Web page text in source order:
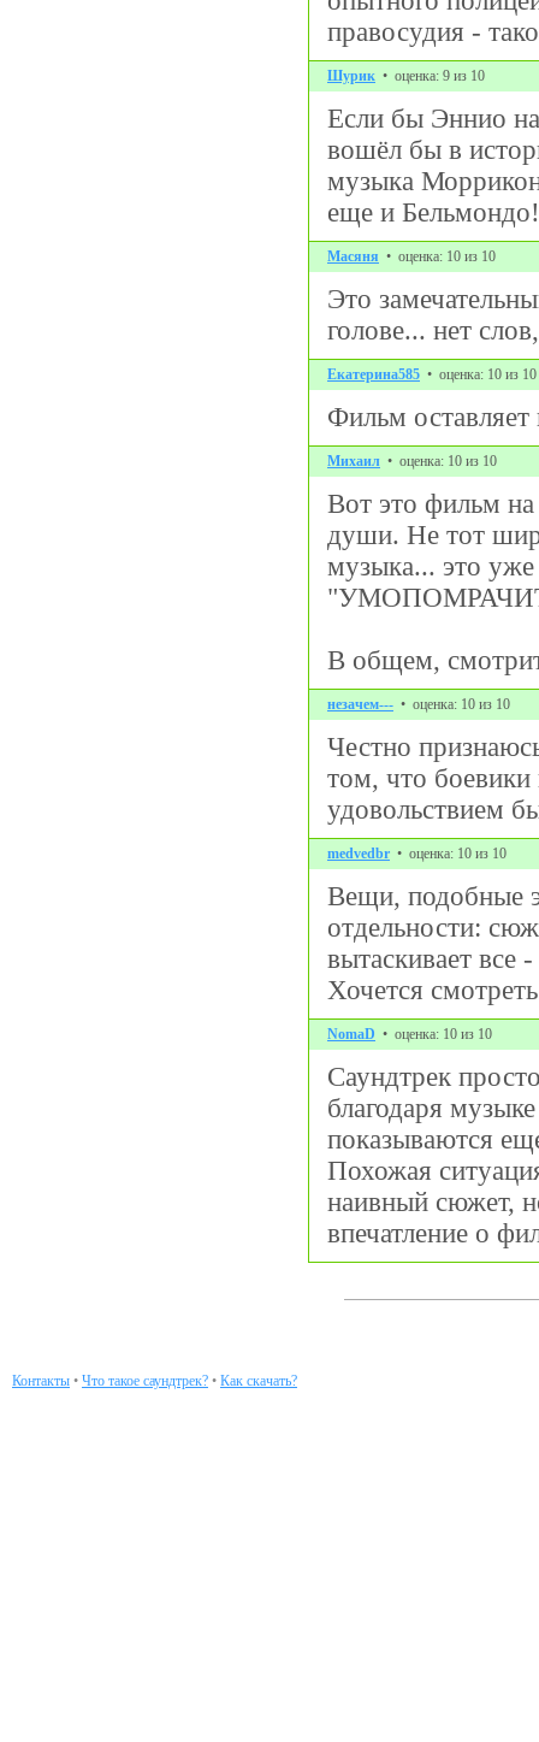
правосудия -
Шурик • оценка: 9 из 10
Если бы Эннио
вошёл бы в
музыка
еще и
Масяня • оценка: 10 из 10
Это
голове... нет
Екатерина585 • оценка: 10 из 10
Фильм оставляет
Михаил • оценка: 10 из 10
Вот это фильм
души. Не тот
музыка... это уже
В общем,
незачем--- • оценка: 10 из 10
Честно
том, что
удовольствием
medvedbr • оценка: 10 из 10
Вещи, подобные
отдельности:
вытаскивает все
Хочется
NomaD • оценка: 10 из 10
Саундтрек
благодаря
показываются
Похожая
наивный сюжет,
впечатление о
Контакты • Что такое саундтрек? • Как скачать?